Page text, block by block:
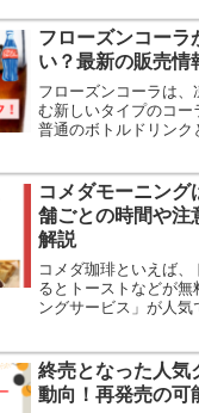
そ100g〜125gになり
は、・小...
フローズンコーラ
い？最新の販売情
フローズンコーラは、
む新しいタイプのコー
普通のボトルドリンク
事で、フローズンコ
情報をご紹介します。
コメダモーニング
舗ごとの時間や注
解説
コメダ珈琲といえば、
るとトーストなどが無
ングサービス」が人気
いですよね。そんなコ
ついて、・モーニング
終売となった人気
動向！再発売の可